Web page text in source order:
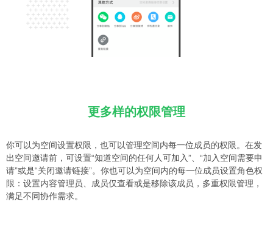
更多样的权限管理
你可以为空间设置权限，也可以管理空间内每一位成员的权限。在发
出空间邀请前，可设置“知道空间的任何人可加入”、“加入空间需要申
请”或是“关闭邀请链接”。你也可以为空间内的每一位成员设置角色权
限：设置内容管理员、成员仅查看或是移除该成员，多重权限管理，
满足不同协作需求。